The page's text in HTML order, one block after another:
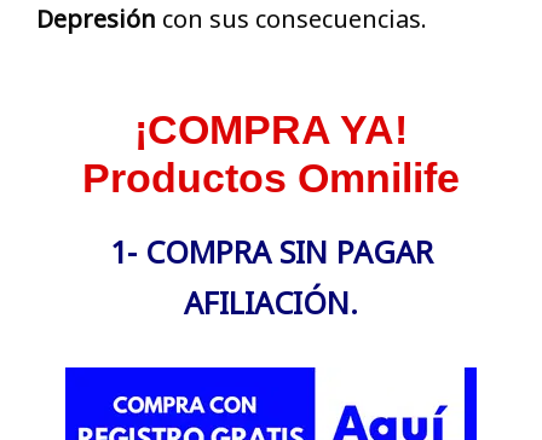
Depresión con sus consecuencias.
¡COMPRA YA!
Productos Omnilife
1- COMPRA SIN PAGAR
AFILIACIÓN.